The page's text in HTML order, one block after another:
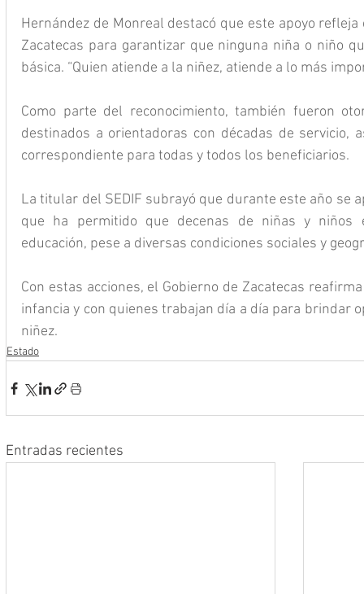
Hernández de Monreal destacó que este apoyo
Zacatecas para garantizar que ninguna niña o niño
básica. “Quien atiende a la niñez, atiende a lo más
Como parte del reconocimiento, también fueron
destinados a orientadoras con décadas de servicio,
correspondiente para todas y todos los beneficiarios.
La titular del SEDIF subrayó que durante este año se
que ha permitido que decenas de niñas y niños
educación, pese a diversas condiciones sociales y
Con estas acciones, el Gobierno de Zacatecas
infancia y con quienes trabajan día a día para brindar
niñez.
Estado
Entradas recientes